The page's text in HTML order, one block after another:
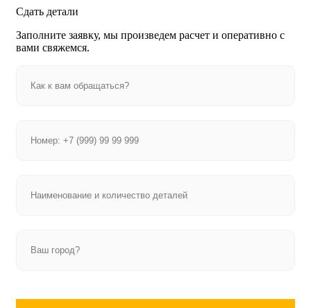
Сдать детали
Заполните заявку, мы произведем расчет и оперативно с
вами свяжемся.